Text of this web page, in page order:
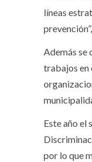
líneas
Además se
trabajos en
Este año el
por lo que